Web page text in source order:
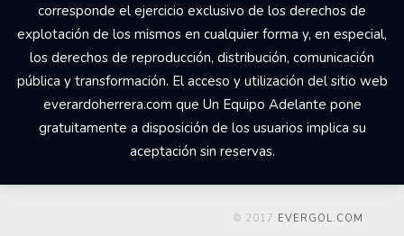
corresponde el ejercicio exclusivo de los derechos de
explotación de los mismos en cualquier forma y, en especial,
los derechos de reproducción, distribución, comunicación
pública y transformación. El acceso y utilización del sitio web
everardoherrera.com que Un Equipo Adelante pone
gratuitamente a disposición de los usuarios implica su
aceptación sin reservas.
© 2017 EVERGOL.COM